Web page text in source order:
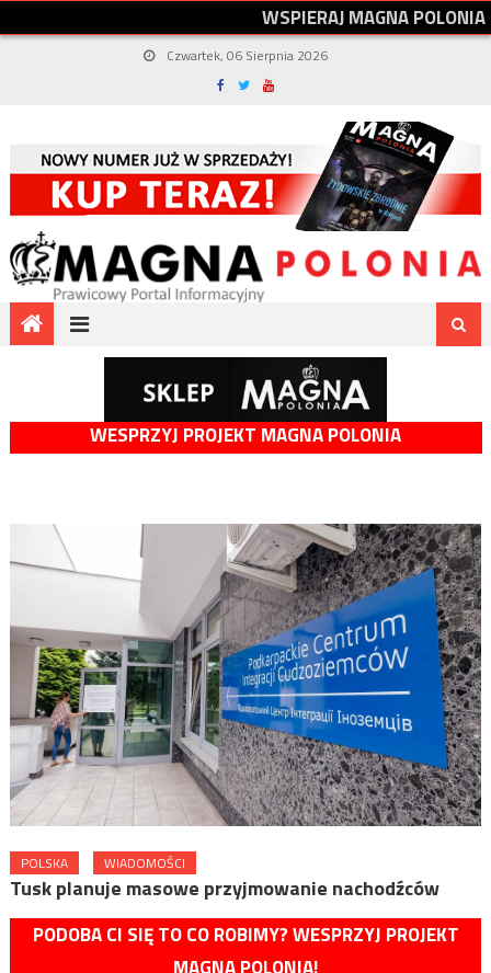
WSPIERAJMAGNAPOLONIA
Czwartek, 06 Sierpnia 2026
WESPRZYJ PROJEKT MAGNA POLONIA
POLSKA WIADOMOŚCI
Tusk planuje masowe przyjmowanie nachodźców
PODOBA CI SIĘ TO CO ROBIMY? WESPRZYJ PROJEKT
MAGNA POLONIA!